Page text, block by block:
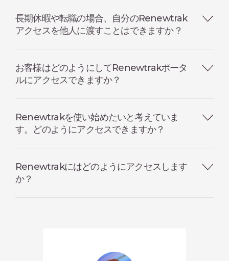
長期休暇や転職の場合、自分のRenewtrak
アクセスを他人に渡すことはできますか？
お客様はどのようにしてRenewtrakポータ
ルにアクセスできますか？
Renewtrakを使い始めたいと考えていま
す。どのようにアクセスできますか？
Renewtrakにはどのようにアクセスします
か？